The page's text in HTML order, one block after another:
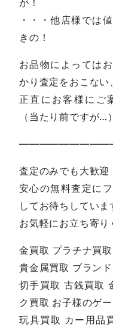
・・・他店様では
きの！
お品物によっては
かり査定をおこない、
正直にお客様にご
（当たり前ですが…）
査定のみでも大歓迎
安心の無料査定に
してお待ちしていま
お気軽にお立ち寄り
金買取 プラチナ買
貴金属買取 ブラン
切手買取 古銭買取
ク買取 お子様のゲ
玩具買取 カー用品